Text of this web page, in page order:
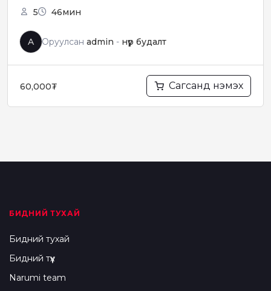
5 46мин
A Оруулсан admin - нүүр будалт
60,000₮ Сагсанд нэмэх
БИДНИЙ ТУХАЙ
Бидний тухай
Бидний түүх
Narumi team